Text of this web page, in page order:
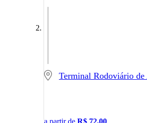
a partir de R$ 72,00